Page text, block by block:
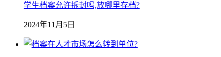
学生档案允许拆封吗,放哪里存档?
2024年11月5日